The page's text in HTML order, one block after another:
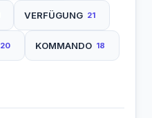
VERFÜGUNG 21
20 KOMMANDO 18